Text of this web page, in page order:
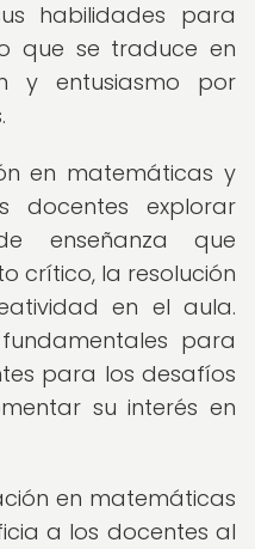
habilidades para
que se traduce en
y entusiasmo por
en matemáticas y
docentes explorar
enseñanza que
crítico, la resolución
en el aula.
para
para los desafíos
su interés en
en matemáticas
a los docentes al